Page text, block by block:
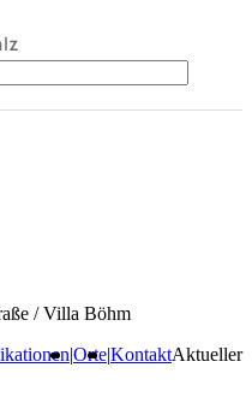
/ Villa Böhm
|Orte|KontaktAktueller